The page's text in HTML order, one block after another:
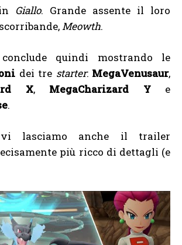
Giallo. Grande assente il loro
Meowth.
quindi mostrando le
dei tre starter: MegaVenusaur,
X, MegaCharizard Ye
.
lasciamo anche il trailer
più ricco di dettagli (e